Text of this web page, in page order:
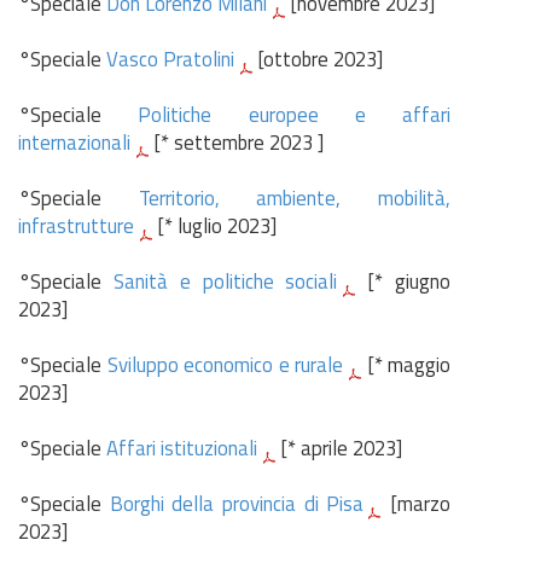
°SpecialeVasco Pratolini
[ottobre 2023]
°Speciale Politiche europee e affari
internazionali
[* settembre 2023 ]
°Speciale Territorio, ambiente, mobilità,
infrastrutture
[* luglio 2023]
°Speciale Sanità e politiche sociali
[* giugno
2023]
°Speciale Sviluppo economico e rurale
[* maggio
2023]
°SpecialeAffari istituzionali
[* aprile 2023]
°Speciale Borghi della provincia di Pisa
[marzo
2023]